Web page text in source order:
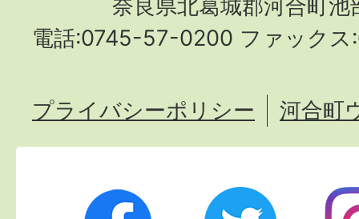
奈良県北葛城郡河合町池
電話:0745-57-0200 ファック
Facebook Twitter
プライバシーポリシー 河合町